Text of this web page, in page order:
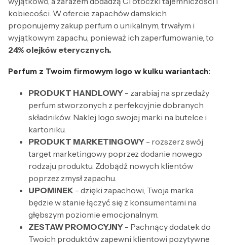
kobiecości. W ofercie zapachów damskich
proponujemy zakup perfum o unikalnym, trwałym i
wyjątkowym zapachu, ponieważ ich zaperfumowanie, to
24% olejków eterycznych.
Perfum z Twoim firmowym logo w kulku wariantach:
PRODUKT HANDLOWY - zarabiaj na sprzedaży
perfum stworzonych z perfekcyjnie dobranych
składników. Naklej logo swojej marki na butelce i
kartoniku.
PRODUKT MARKETINGOWY - rozszerz swój
target marketingowy poprzez dodanie nowego
rodzaju produktu. Zdobądź nowych klientów
poprzez zmysł zapachu.
UPOMINEK - dzięki zapachowi, Twoja marka
będzie w stanie łączyć się z konsumentami na
głębszym poziomie emocjonalnym.
ZESTAW PROMOCYJNY - Pachnący dodatek do
Twoich produktów zapewni klientowi pozytywne